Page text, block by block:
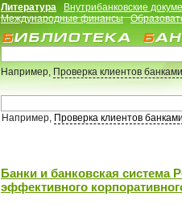
Литература Внутрибанковские
Международные финансы
Например,Проверка клиентов банками
Например, Проверка клиентов банками
Банки и банковская система
эффективного